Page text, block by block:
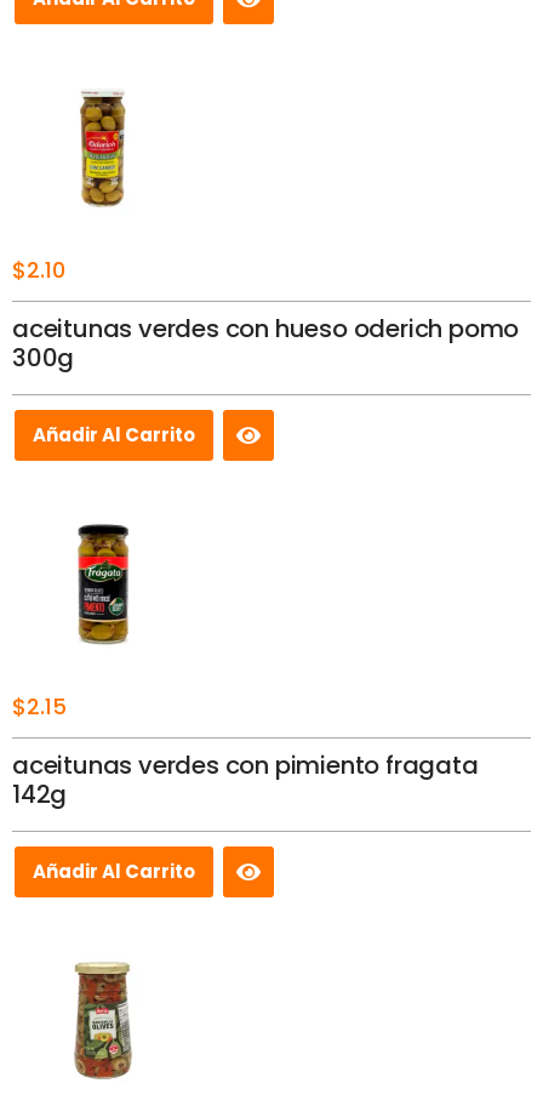
$2.10
aceitunas verdes con hueso oderich pomo
300g
Añadir Al Carrito
$2.15
aceitunas verdes con pimiento fragata
142g
Añadir Al Carrito